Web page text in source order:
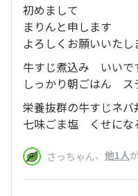
初めまして
まりんと申します
よろしくお願いいたし
牛すじ煮込み いいで
しっかり朝ごはん ス
栄養抜群の牛すじネバ
七味ごま塩 くせにな
さっちゃん、 他1人